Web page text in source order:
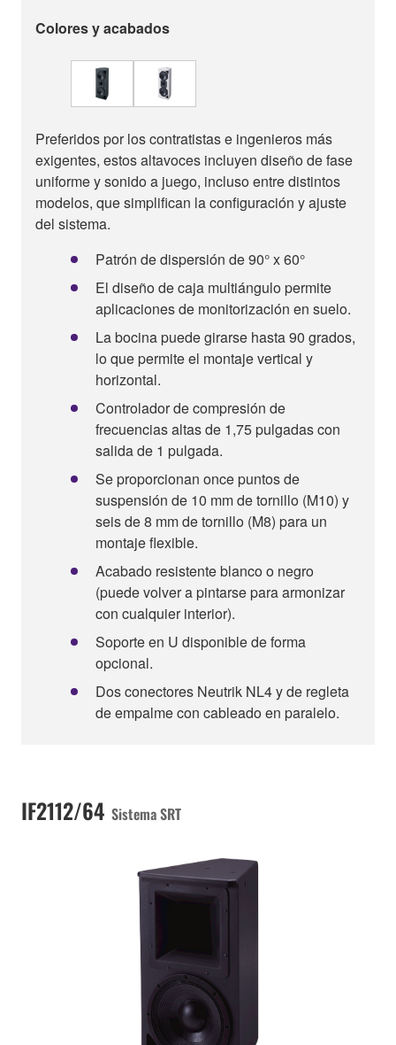
Colores y acabados
Preferidos por los contratistas e ingenieros más
exigentes, estos altavoces incluyen diseño de fase
uniforme y sonido a juego, incluso entre distintos
modelos, que simplifican la configuración y ajuste
del sistema.
Patrón de dispersión de 90° x 60°
El diseño de caja multiángulo permite
aplicaciones de monitorización en suelo.
La bocina puede girarse hasta 90 grados,
lo que permite el montaje vertical y
horizontal.
Controlador de compresión de
frecuencias altas de 1,75 pulgadas con
salida de 1 pulgada.
Se proporcionan once puntos de
suspensión de 10 mm de tornillo (M10) y
seis de 8 mm de tornillo (M8) para un
montaje flexible.
Acabado resistente blanco o negro
(puede volver a pintarse para armonizar
con cualquier interior).
Soporte en U disponible de forma
opcional.
Dos conectores Neutrik NL4 y de regleta
de empalme con cableado en paralelo.
IF2112/64 Sistema SRT